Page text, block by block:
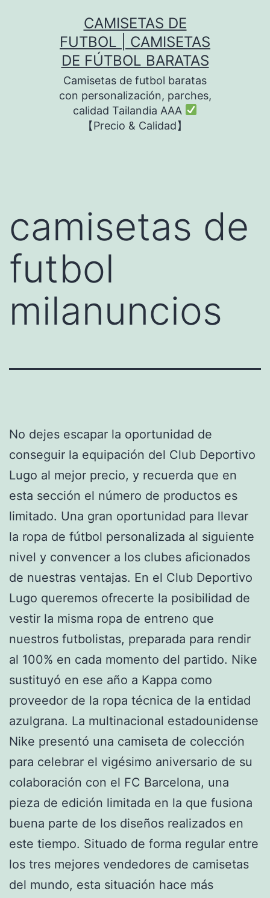
CAMISETAS DE
FUTBOL | CAMISETAS
DE FÚTBOL BARATAS
Camisetas de futbol baratas
con personalización, parches,
calidad Tailandia AAA
【Precio & Calidad】
camisetas de
futbol
milanuncios
No dejes escapar la oportunidad de
conseguir la equipación del Club Deportivo
Lugo al mejor precio, y recuerda que en
esta sección el número de productos es
limitado. Una gran oportunidad para llevar
la ropa de fútbol personalizada al siguiente
nivel y convencer a los clubes aficionados
de nuestras ventajas. En el Club Deportivo
Lugo queremos ofrecerte la posibilidad de
vestir la misma ropa de entreno que
nuestros futbolistas, preparada para rendir
al 100% en cada momento del partido. Nike
sustituyó en ese año a Kappa como
proveedor de la ropa técnica de la entidad
azulgrana. La multinacional estadounidense
Nike presentó una camiseta de colección
para celebrar el vigésimo aniversario de su
colaboración con el FC Barcelona, una
pieza de edición limitada en la que fusiona
buena parte de los diseños realizados en
este tiempo. Situado de forma regular entre
los tres mejores vendedores de camisetas
del mundo, esta situación hace más